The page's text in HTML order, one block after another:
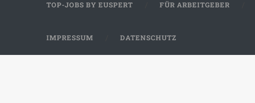
TOP-JOBS BY EUSPERT FÜR ARBEITGEBER
IMPRESSUM DATENSCHUTZ